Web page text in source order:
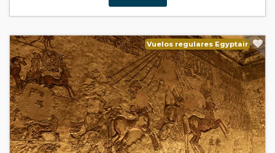
Vuelos regulares Egyptair